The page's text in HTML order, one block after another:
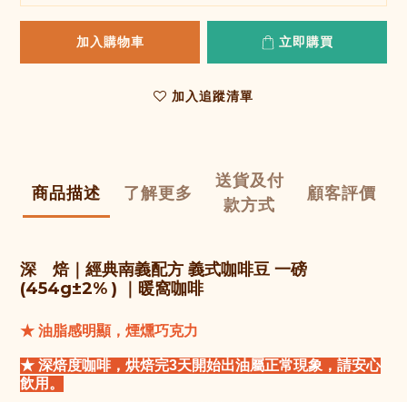
加入購物車 立即購買
加入追蹤清單
商品描述 了解更多
送貨及付
款方式
顧客評價
深 焙｜經典南義配方 義式咖啡豆 一磅
(454g±2% )
｜暖窩咖啡
★ 油脂感明顯，煙燻巧克力
★ 深焙度咖啡，烘焙完3天開始出油屬正常現象，請安心
飲用。